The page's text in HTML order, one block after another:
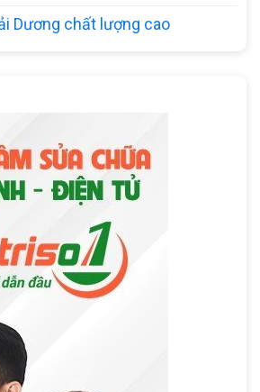
Dương chất lượng cao